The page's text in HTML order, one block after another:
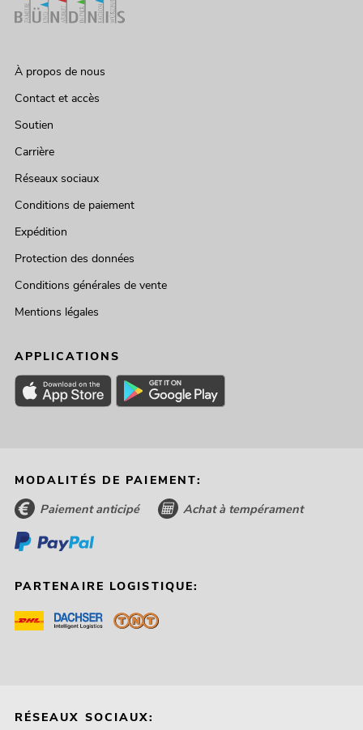
À propos de nous
Contact et accès
Soutien
Carrière
Réseaux sociaux
Conditions de paiement
Expédition
Protection des données
Conditions générales de vente
Mentions légales
APPLICATIONS
MODALITÉS DE PAIEMENT:
Paiement anticipé Achat à tempérament
PARTENAIRE LOGISTIQUE:
RÉSEAUX SOCIAUX: